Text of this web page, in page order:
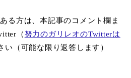
る方は、本記事のコメント欄ま
（努力のガリレオのTwitterは
い（可能な限り返答します）